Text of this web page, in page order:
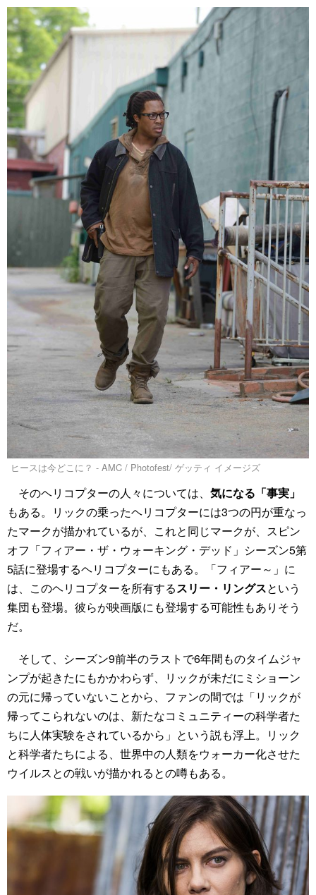
ヒースは今どこに？ - AMC / Photofest/ ゲッティ イメージズ
そのヘリコプターの人々については、 気になる「事実」
もある。リックの乗ったヘリコプターには3つの円が重なっ
たマークが描かれているが、これと同じマークが、スピン
オフ「フィアー・ザ・ウォーキング・デッド」シーズン5第
5話に登場するヘリコプターにもある。「フィアー～」に
は、このヘリコプターを所有するスリー・リングスという
集団も登場。彼らが映画版にも登場する可能性もありそう
だ。
そして、シーズン9前半のラストで6年間ものタイムジャ
ンプが起きたにもかかわらず、リックが未だにミショーン
の元に帰っていないことから、ファンの間では「リックが
帰ってこられないのは、新たなコミュニティーの科学者た
ちに人体実験をされているから」という説も浮上。リック
と科学者たちによる、世界中の人類をウォーカー化させた
ウイルスとの戦いが描かれるとの噂もある。